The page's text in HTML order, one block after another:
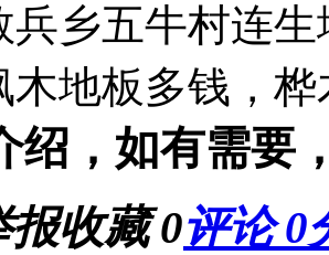
兵乡五牛村连
木地板多钱，
绍，如有需要
报收藏0评论0